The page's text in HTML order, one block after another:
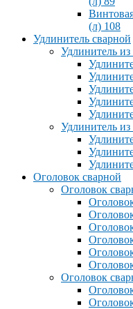
(л) 108
Удлинитель сварной
Удлинитель
Удлинитель
Оголовок сварной
Оголовок
Оголовок